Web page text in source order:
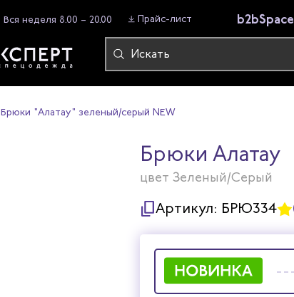
Вся неделя 8.00 – 20.00 Прайс-лист b2bSpace
Брюки "Алатау" зеленый/cерый NEW
Брюки Алатау
цвет Зеленый/Серый
Артикул: БРЮ334